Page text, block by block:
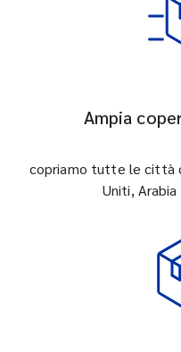
Ampia
copriamo tutte le città
Uniti,